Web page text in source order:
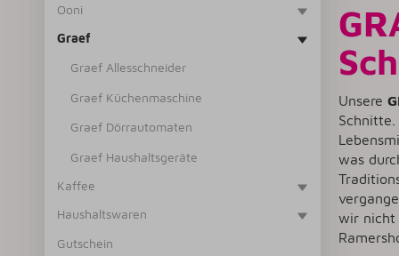
Unsere
was
wir nicht
Ooni
Graef
Graef Allesschneider
Graef Küchenmaschine
Graef Dörrautomaten
Graef Haushaltsgeräte
Kaffee
Haushaltswaren
Gutschein